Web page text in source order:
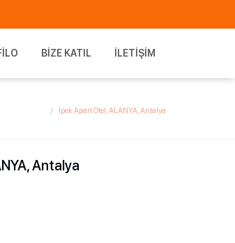
BIZE KATIL İLETIŞIM
İpek Apart Otel, ALANYA, Antalya
Antalya